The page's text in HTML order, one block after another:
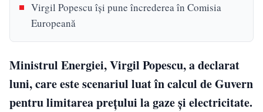
Virgil Popescu își pune încrederea în Comisia
Europeană
Ministrul Energiei, Virgil Popescu, a declarat
luni, care este scenariul luat în calcul de Guvern
pentru limitarea preţului la gaze și electricitate.